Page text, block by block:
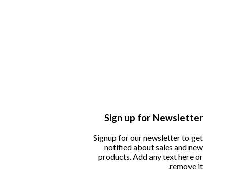
Sign up for Newsletter
Signup for our newsletter to get
notified about sales and new
products. Add any text here or
remove it.